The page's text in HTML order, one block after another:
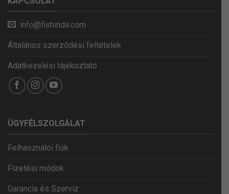
info@fishinda.com
Általános szerződési feltételek
Adatkezelési tájékoztató
ÜGYFÉLSZOLGÁLAT
Felhasználói fiók
Fizetési módok
Garancia és Szerviz